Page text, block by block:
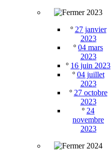
2023
º 27 janvier
2023
º 04 mars
2023
º 16 juin 2023
º 04 juillet
2023
º 27 octobre
2023
º 24
novembre
2023
2024